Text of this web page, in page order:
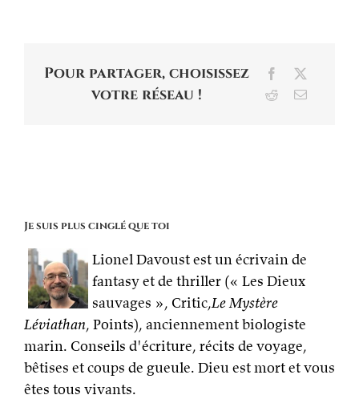
Pour partager, choisissez
votre réseau !
Facebook
RedditEmail
Je suis plus cinglé que toi
Lionel Davoust est un écrivain de
fantasy et de thriller (« Les Dieux
sauvages », Critic,Le Mystère
Léviathan, Points), anciennement biologiste
marin. Conseils d'écriture, récits de voyage,
bêtises et coups de gueule. Dieu est mort et vous
êtes tous vivants.